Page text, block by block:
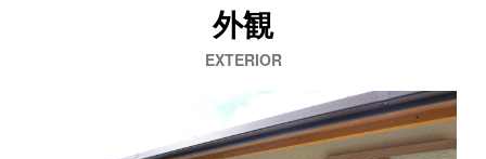
外観
EXTERIOR